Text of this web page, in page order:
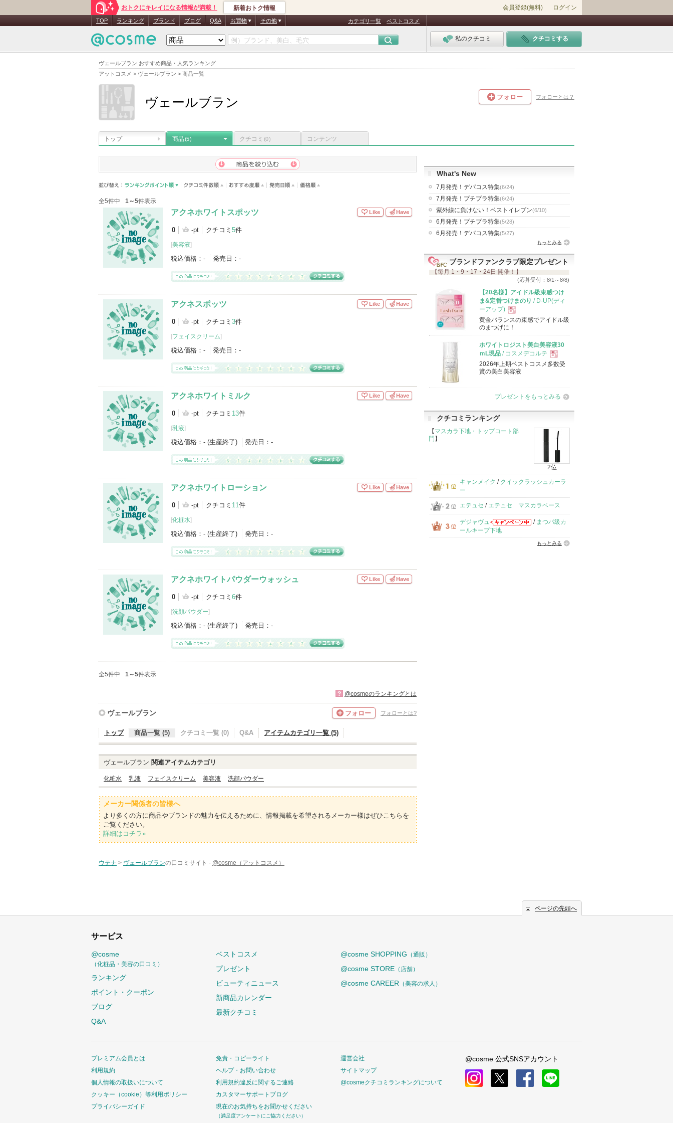
ヴェールブラン おすすめ商品・人気ランキング
アットコスメ > ヴェールブラン > 商品一覧
おトクにキレイになる情報が満載！ 新着おトク情報 会員登録(無料) ログイン
TOP ランキング ブランド ブログ Q&A お買物 その他 カテゴリ一覧 ベストコスメ
私のクチコミ クチコミする
ヴェールブラン フォロー フォローとは？
トップ 商品(5) クチコミ (0) コンテンツ
全5件中 1～5件表示
アクネホワイトスポッツ
0 -pt クチコミ 5件
[美容液]
税込価格： - 発売日： -
Like Have
アクネスポッツ
0 -pt クチコミ 3件
[フェイスクリーム]
税込価格： - 発売日： -
Like Have
アクネホワイトミルク
0 -pt クチコミ 13件
[乳液]
税込価格： - (生産終了) 発売日： -
Like Have
アクネホワイトローション
0 -pt クチコミ 11件
[化粧水]
税込価格： - (生産終了) 発売日： -
Like Have
アクネホワイトパウダーウォッシュ
0 -pt クチコミ 6件
[洗顔パウダー]
税込価格： - (生産終了) 発売日： -
Like Have
全5件中 1～5件表示
? @cosmeのランキングとは
ヴェールブラン フォロー フォローとは?
トップ 商品一覧 (5) クチコミ一覧 (0) Q&A アイテムカテゴリ一覧 (5)
ヴェールブラン 関連アイテムカテゴリ
化粧水 乳液 フェイスクリーム 美容液 洗顔パウダー
メーカー関係者の皆様へ
より多くの方に商品やブランドの魅力を伝えるために、情報掲載を希望されるメーカー様はぜひこちらを
ご覧ください。
詳細はコチラ»
ウテナ > ヴェールブランの口コミサイト - @cosme（アットコスメ）
What's New
7月発売！デパコス特集(6/24)
7月発売！プチプラ特集(6/24)
紫外線に負けない！ベストイレブン(6/10)
6月発売！プチプラ特集(5/28)
6月発売！デパコス特集(5/27)
もっとみる
ブランドファンクラブ限定プレゼント
【毎月 1・9・17・24日 開催！】
(応募受付：8/1～8/8)
【20名様】アイドル級束感つけ
ま&定番つけまのり / D-UP(ディ
ーアップ)
現
品
黄金バランスの束感でアイドル級
のまつげに！
ホワイトロジスト美白美容液30
ｍL現品 / コスメデコルテ
現
品
2026年上期ベストコスメ多数受
賞の美白美容液
プレゼントをもっとみる
クチコミランキング
【 マスカラ下地・トップコート部
門 】
2位
キャンメイク / クイックラッシュカーラ
ー
エテュセ / エテュセ マスカラベース
デジャヴュ / まつパ級カ
ールキープ下地
もっとみる
ページの先頭へ
サービス
@cosme
（化粧品・美容の口コミ）
ランキング
ポイント・クーポン
ブログ
Q&A
ベストコスメ
プレゼント
ビューティニュース
新商品カレンダー
最新クチコミ
@cosme SHOPPING （通販）
@cosme STORE （店舗）
@cosme CAREER （美容の求人）
プレミアム会員とは
利用規約
個人情報の取扱いについて
クッキー（cookie）等利用ポリシー
プライバシーガイド
免責・コピーライト
ヘルプ・お問い合わせ
利用規約違反に関するご連絡
カスタマーサポートブログ
現在のお気持ちをお聞かせください
（満足度アンケートにご協力ください）
運営会社
サイトマップ
@cosmeクチコミランキングについて
@cosme 公式SNSアカウント